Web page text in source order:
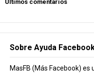
Últimos comentarios
Sobre Ayuda
MasFB (Más Facebook)